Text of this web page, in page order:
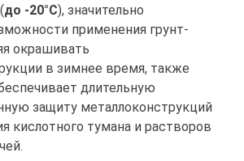
до -20°С), значительно
применения грунт-
окрашивать
в зимнее время, также
длительную
защиту металлоконструкций
кислотного тумана и растворов